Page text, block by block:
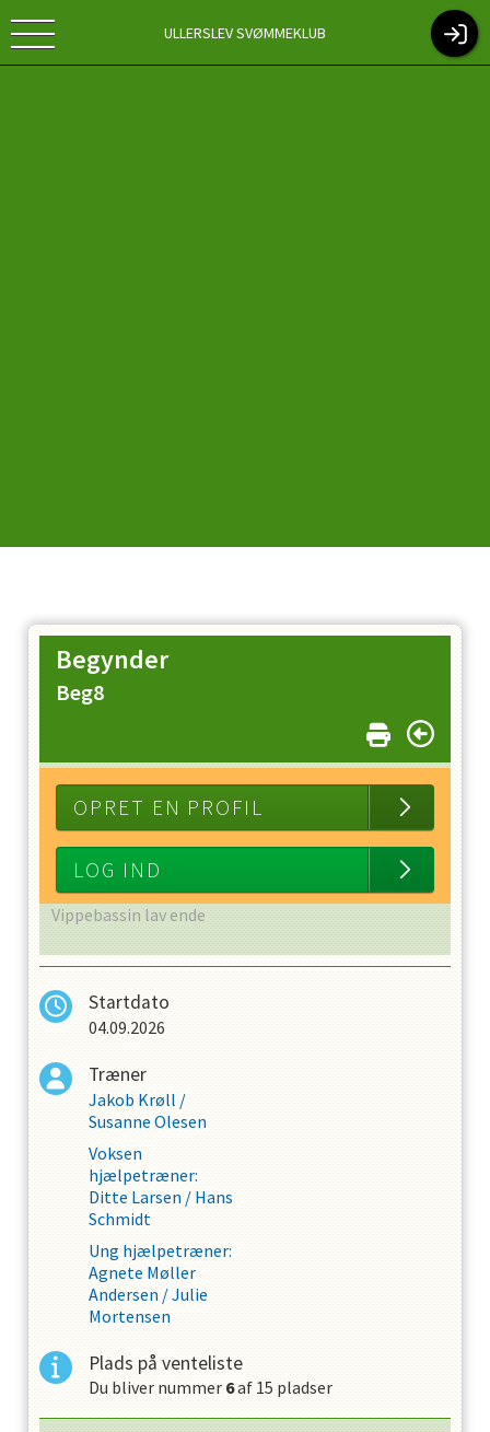
ULLERSLEV SVØMMEKLUB
Begynder
Beg8
OPRET EN PROFIL
LOG IND
Vippebassin lav ende
Startdato
04.09.2026
Træner
Jakob Krøll /
Susanne Olesen
Voksen
hjælpetræner:
Ditte Larsen / Hans
Schmidt
Ung hjælpetræner:
Agnete Møller
Andersen /Julie
Mortensen
Plads på venteliste
Du bliver nummer 6af 15 pladser